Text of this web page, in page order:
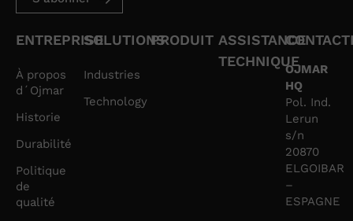
ENTREPRISE
À propos
d´Ojmar
Historie
Durabilité
Politique
de
qualité
SOLUTIONS
Industries
Technology
PRODUIT ASSISTANCE
TECHNIQUE
OJMAR
HQ
Pol. Ind.
Lerun
s/n
20870
ELGOIBAR
–
ESPAGNE